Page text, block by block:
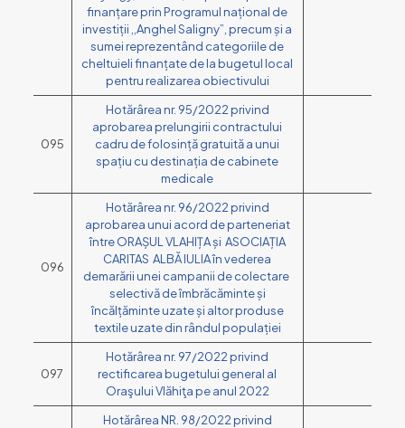
finanțare prin Programul național de
investiții ,,Anghel Saligny”, precum și a
sumei reprezentând categoriile de
cheltuieli finanțate de la bugetul local
pentru realizarea obiectivului
095
Hotărârea nr. 95/2022 privind
aprobarea prelungirii contractului
cadru de folosință gratuită a unui
spațiu cu destinația de cabinete
medicale
096
Hotărârea nr. 96/2022 privind
aprobarea unui acord de parteneriat
între ORAȘUL VLAHIȚA și ASOCIAȚIA
CARITAS ALBĂ IULIA în vederea
demarării unei campanii de colectare
selectivă de îmbrăcăminte și
încălțăminte uzate și altor produse
textile uzate din rândul populației
097
Hotărârea nr. 97/2022 privind
rectificarea bugetului general al
Oraşului Vlăhiţa pe anul 2022
Hotărârea NR. 98/2022 privind